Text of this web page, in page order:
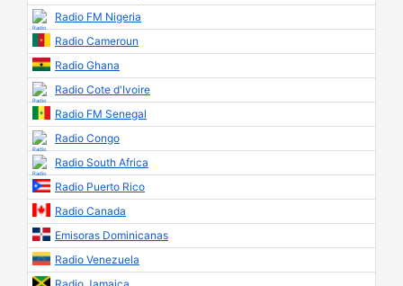
Radio FM Nigeria
Radio Cameroun
Radio Ghana
Radio Cote d'Ivoire
Radio FM Senegal
Radio Congo
Radio South Africa
Radio Puerto Rico
Radio Canada
Emisoras Dominicanas
Radio Venezuela